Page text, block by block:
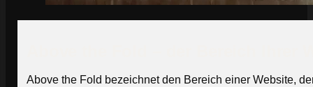
Above the Fold bezeichnet den Bereich einer Website,